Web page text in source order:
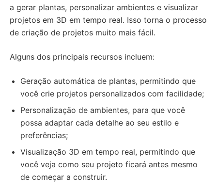
a gerar plantas, personalizar ambientes e visualizar
projetos em 3D em tempo real. Isso torna o processo
de criação de projetos muito mais fácil.
Alguns dos principais recursos incluem:
Geração automática de plantas, permitindo que
você crie projetos personalizados com facilidade;
Personalização de ambientes, para que você
possa adaptar cada detalhe ao seu estilo e
preferências;
Visualização 3D em tempo real, permitindo que
você veja como seu projeto ficará antes mesmo
de começar a construir.